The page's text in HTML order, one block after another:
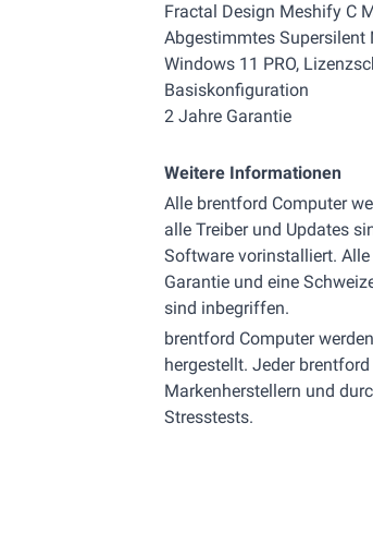
Fractal Design Meshify C
Abgestimmtes Supersilent
Windows 11 PRO,
Basiskonfiguration
2 Jahre Garantie
Weitere Informationen
Alle brentford Computer
alle Treiber und Updates
Software vorinstalliert.
Garantie und eine
sind inbegriffen.
brentford Computer
hergestellt. Jeder
Markenherstellern und
Stresstests.